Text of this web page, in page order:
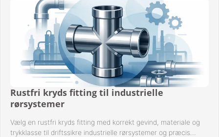
Rustfri kryds fitting til industrielle
rørsystemer
Vælg en rustfri kryds fitting med korrekt gevind, materiale og
trykklasse til driftssikre industrielle rørsystemer og præcis